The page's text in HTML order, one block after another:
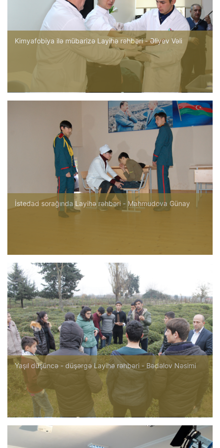
Kimyafobiya ilə mübarizə Layihə rəhbəri - Əliyev Vəli
İstedad sorağında Layihə rəhbəri - Mahmudova Günay
Yaşıl düşüncə - düşərgə Layihə rəhbəri - Bədəlov Nəsimi